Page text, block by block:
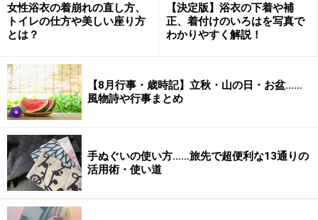
しめ縄（注連縄）
には、神様をまつるのにふさわしい神
の領域と現世を隔てる結界となり、その中に不浄なもの
が入らないようにする役目も果たします。その由来は、
天照大神が天の岩戸から出た際に、再び天の岩戸に入ら
ないようしめ縄で戸を塞いだという日本神話にあるとさ
れ、「しめ」には神様の占める場所という意味があると
いわれています。
しめ飾り（注連飾り）
女性浴衣の着崩れの直し方、
トイレの仕方や美しい座り方
とは？
【決定版】浴衣の下着や補
正、着付けのいろはを写真で
わかりやすく解説！
【8月行事・歳時記】立秋・山の日・お盆……
風物詩や行事まとめ
手ぬぐいの使い方……旅先で超便利な13通りの
活用術・使い道